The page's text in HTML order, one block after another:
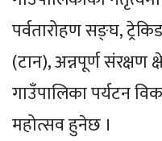
पर्वतारोहण सङ्घ,
(टान), अन्नपूर्ण संरक्षण
गाउँपालिका पर्यटन
महोत्सव हुनेछ ।